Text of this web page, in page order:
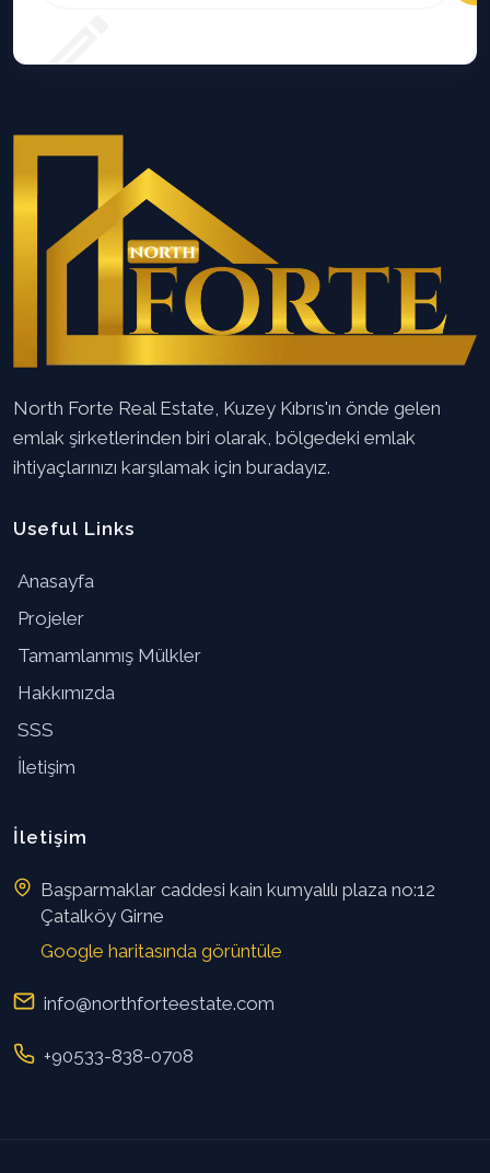
North Forte Real Estate, Kuzey Kıbrıs'ın önde gelen
emlak şirketlerinden biri olarak, bölgedeki emlak
ihtiyaçlarınızı karşılamak için buradayız.
Useful Links
Anasayfa
Projeler
Tamamlanmış Mülkler
Hakkımızda
SSS
İletişim
İletişim
Başparmaklar caddesi kain kumyalılı plaza no:12
Çatalköy Girne
Google haritasında görüntüle
info@northforteestate.com
+90533-838-0708